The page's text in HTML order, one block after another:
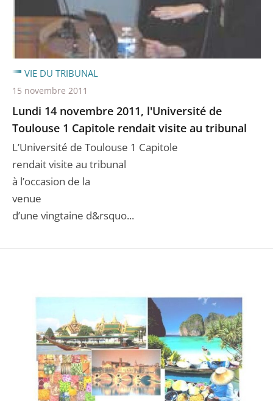
Lundi 14 novembre 2011, l'Université de
Toulouse 1 Capitole rendait visite au tribunal
L’Université de Toulouse 1 Capitole
rendait visite au tribunal
à l’occasion de la
venue
d’une vingtaine d&rsquo...
VIE DU TRIBUNAL
15 novembre 2011